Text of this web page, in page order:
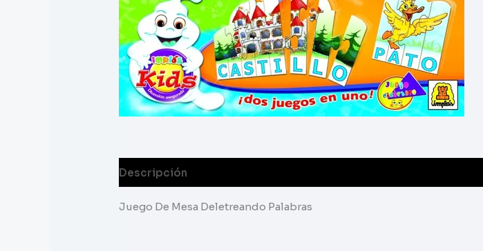
Descripción
Juego De Mesa Deletreando Palabras